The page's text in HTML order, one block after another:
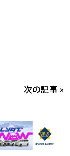
次の記事 »